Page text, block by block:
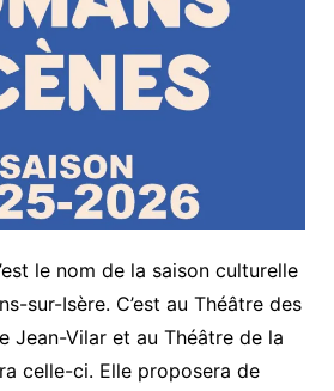
le nom de la saison culturelle
sur-Isère. C’est au Théâtre des
Jean-Vilar et au Théâtre de la
celle-ci. Elle proposera de